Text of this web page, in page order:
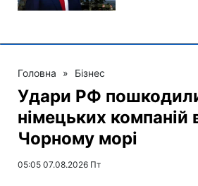
Головна » Бізнес
Удари РФ
німецьких компаній
Чорному морі
05:05 07.08.2026 Пт